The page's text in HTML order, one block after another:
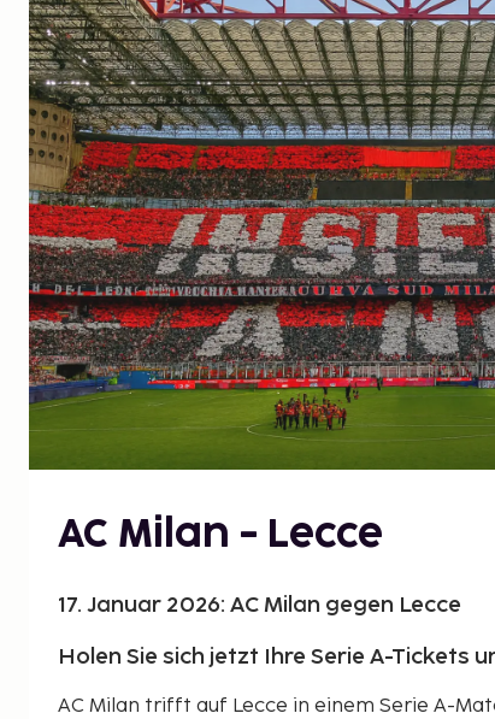
AC Milan - Lecce
17. Januar 2026: AC Milan gegen Lecce
Holen Sie sich jetzt Ihre Serie A-Tickets
AC Milan trifft auf Lecce in einem Serie A-